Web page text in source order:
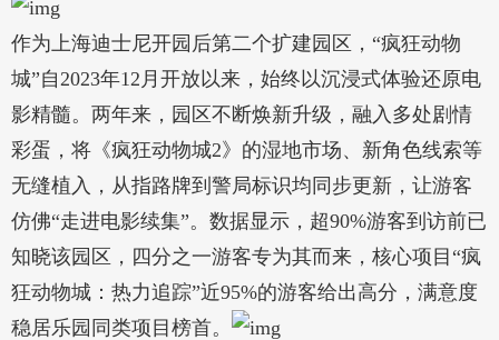
作为上海迪士尼开园后第二个扩建园区，“疯狂动物
城”自2023年12月开放以来，始终以沉浸式体验还原电
影精髓。两年来，园区不断焕新升级，融入多处剧情
彩蛋，将《疯狂动物城2》的湿地市场、新角色线索等
无缝植入，从指路牌到警局标识均同步更新，让游客
仿佛“走进电影续集”。数据显示，超90%游客到访前已
知晓该园区，四分之一游客专为其而来，核心项目“疯
狂动物城：热力追踪”近95%的游客给出高分，满意度
稳居乐园同类项目榜首。